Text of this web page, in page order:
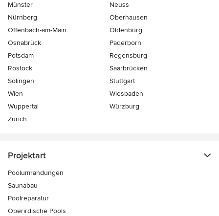
Münster
Neuss
Nürnberg
Oberhausen
Offenbach-am-Main
Oldenburg
Osnabrück
Paderborn
Potsdam
Regensburg
Rostock
Saarbrücken
Solingen
Stuttgart
Wien
Wiesbaden
Wuppertal
Würzburg
Zürich
Projektart
Poolumrandungen
Saunabau
Poolreparatur
Oberirdische Pools